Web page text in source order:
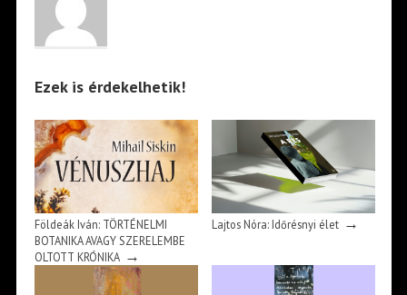
Ezek is érdekelhetik!
Földeák Iván: TÖRTÉNELMI
BOTANIKA AVAGY SZERELEMBE
OLTOTT KRÓNIKA→
Lajtos Nóra: Időrésnyi élet→